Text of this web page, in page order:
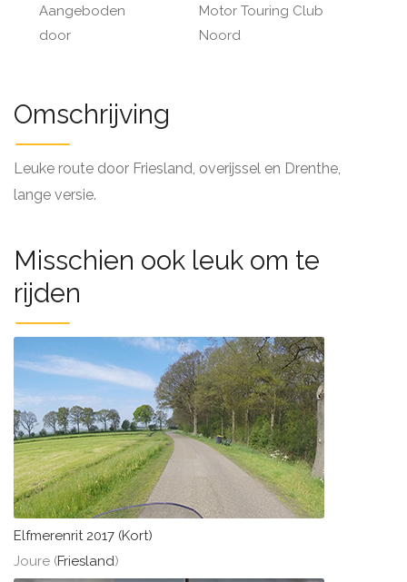
Aangeboden
door
Motor Touring Club
Noord
Omschrijving
Leuke route door Friesland, overijssel en Drenthe,
lange versie.
Misschien ook leuk om te
rijden
Elfmerenrit 2017 (Kort)
Joure (Friesland)